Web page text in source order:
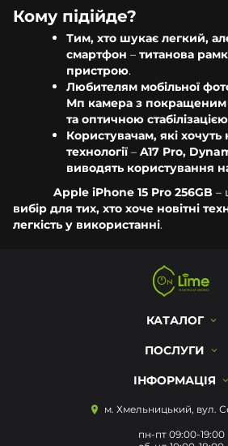
Кому підійде?
Тим, хто шукає легкий,
смартфон – титанова
пристрою.
Любителям мобільної
Мп камера з
та оптичною стабілізацією
Користувачам, які хочуть
технології– A17 Pro,
виводять користування
Apple iPhone 15 Pro 256GB –
вибір для тих, хто хоче новітні
легкість у використанні.
КАТАЛОГ
ПОСЛУГИ
ІНФОРМАЦІЯ
м. Хмельницький, вул.
пн-пт 09:00-19:00